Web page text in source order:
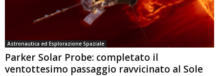
Astronautica ed Esplorazione Spaziale
Parker Solar Probe: completato il
ventottesimo passaggio ravvicinato al Sole